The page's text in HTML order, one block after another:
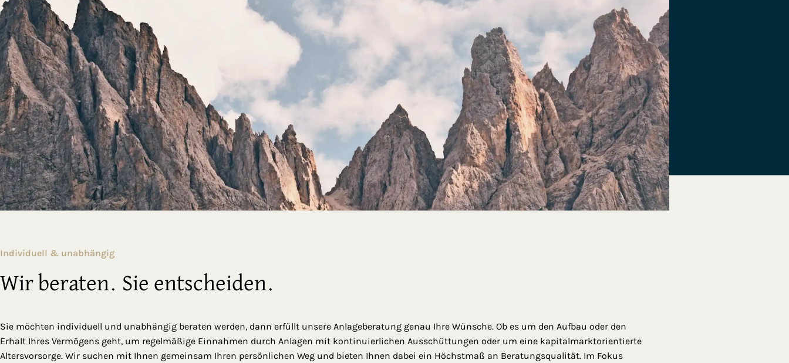
Individuell & unabhängig
Wir beraten. Sie entscheiden.
Sie möchten individuell und unabhängig beraten werden, dann erfüllt unsere Anlageberatung genau Ihre Wünsche. Ob es um den Aufbau oder den
Erhalt Ihres Vermögens geht, um regelmäßige Einnahmen durch Anlagen mit kontinuierlichen Ausschüttungen oder um eine kapitalmarktorientierte
Altersvorsorge. Wir suchen mit Ihnen gemeinsam Ihren persönlichen Weg und bieten Ihnen dabei ein Höchstmaß an Beratungsqualität. Im Fokus